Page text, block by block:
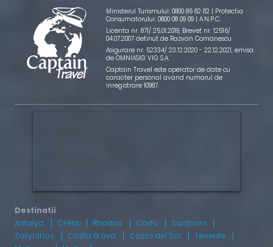
Ministerul Turismului: 0800 86 82 82 | Protectia
Consumatorului: 0800 08 09 09 | A.N.P.C.
Licenta nr. 871/ 25.01.2019, Brevet nr. 12516/
04.07.2007 detinut de Razvan Comanescu
Asigurare nr. 52334/ 23.12.2020 - 22.12.2021, emisa
de OMNIASIG VIG S.A.
Captain Travel este operator de date cu
caracter personal avand numarul de
inregistrare 10987.
Antalya Creta Rhodos Corfu
Santorini
Zakynthos
Costa Brava Costa del Sol
Tenerife